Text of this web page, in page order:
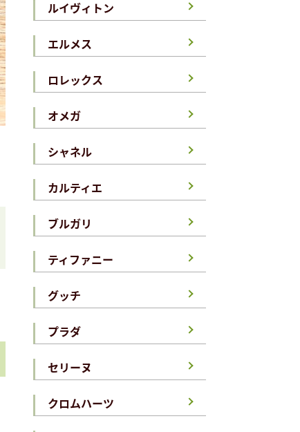
ルイヴィトン
エルメス
ロレックス
オメガ
シャネル
カルティエ
ブルガリ
ティファニー
グッチ
プラダ
セリーヌ
クロムハーツ